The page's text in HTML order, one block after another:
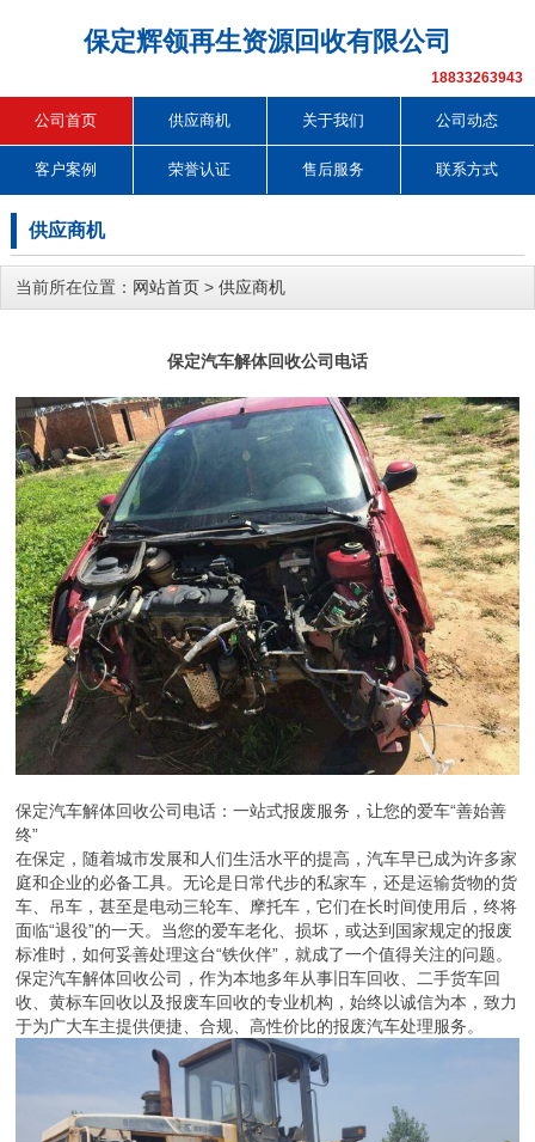
保定辉领再生资源回收有限公司
18833263943
公司首页 供应商机 关于我们 公司动态
客户案例 荣誉认证 售后服务 联系方式
供应商机
当前所在位置： 网站首页 > 供应商机
保定汽车解体回收公司电话
保定汽车解体回收公司电话：一站式报废服务，让您的爱车“善始善
终”
在保定，随着城市发展和人们生活水平的提高，汽车早已成为许多家
庭和企业的必备工具。无论是日常代步的私家车，还是运输货物的货
车、吊车，甚至是电动三轮车、摩托车，它们在长时间使用后，终将
面临“退役”的一天。当您的爱车老化、损坏，或达到国家规定的报废
标准时，如何妥善处理这台“铁伙伴”，就成了一个值得关注的问题。
保定汽车解体回收公司，作为本地多年从事旧车回收、二手货车回
收、黄标车回收以及报废车回收的专业机构，始终以诚信为本，致力
于为广大车主提供便捷、合规、高性价比的报废汽车处理服务。